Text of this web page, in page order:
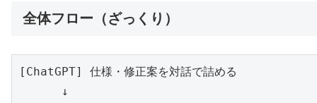
全体フロー（ざっくり）
[ChatGPT] 仕様・修正案を対話で詰める
      ↓